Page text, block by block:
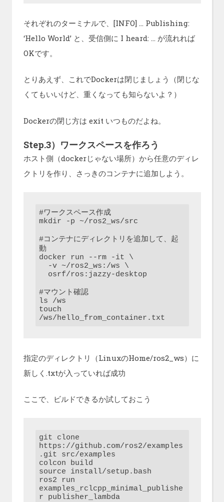
それぞれのターミナルで、[INFO] … Publishing:
‘Hello World’ と、受信側に I heard: … が流れれば
OKです。
とりあえず、これでDockerは閉じましょう（閉じな
くてもいいけど、重くなっても知らないよ？）
Dockerの閉じ方は exit いつものだよね。
Step.3）ワークスペースを作ろう
ホスト側（dockerじゃない場所）から任意のディレ
クトリを作り、さっきのコンテナに追加しよう。
#ワークスペース作成
mkdir -p ~/ros2_ws/src
#コンテナにディレクトリを追加して、起
動
docker run --rm -it \
#マウント確認
ls /ws
touch
/ws/hello_from_container.txt
指定のディレクトリ（LinuxのHome/ros2_ws）に
新しく.txtが入っていれば成功
ここで、ビルドできるか試しておこう
git clone
https://github.com/ros2/examples
.git src/examples
colcon build
source install/setup.bash
ros2 run
examples_rclcpp_minimal_publishe
r publisher_lambda